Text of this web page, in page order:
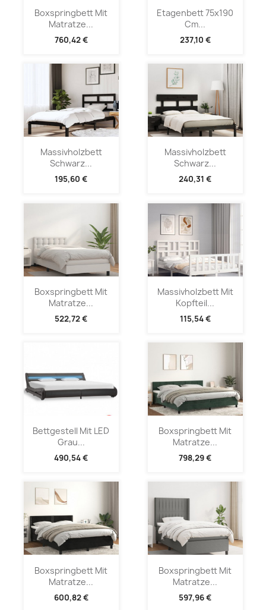
Boxspringbett Mit
Matratze...
760,42 €
Etagenbett 75x190
Cm...
237,10 €
Massivholzbett
Schwarz...
195,60 €
Massivholzbett
Schwarz...
240,31 €
Boxspringbett Mit
Matratze...
522,72 €
Massivholzbett Mit
Kopfteil...
115,54 €
Bettgestell Mit LED
Grau...
490,54 €
Boxspringbett Mit
Matratze...
798,29 €
Boxspringbett Mit
Matratze...
600,82 €
Boxspringbett Mit
Matratze...
597,96 €